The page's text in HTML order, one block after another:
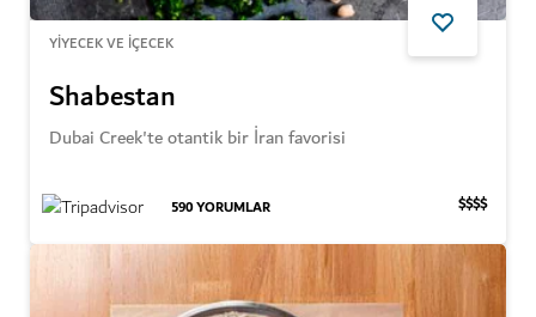
YIYECEK VE İÇECEK
Shabestan
Dubai Creek'te otantik bir İran favorisi
590YORUMLAR $$$$